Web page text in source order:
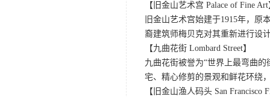
【旧金山艺术宫 Palace of Fine
旧金山艺术宫始建于1915年，
裔建筑师梅贝克对其重新进行设
【九曲花街 Lombard Street】
九曲花街被誉为“世界上最弯曲
宅、精心修剪的景观和鲜花环绕
【旧金山渔人码头 San Francisco